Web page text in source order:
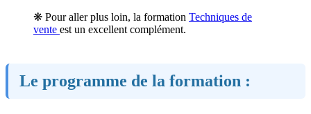
❋ Pour aller plus loin, la formation Techniques de
vente est un excellent complément.
Le programme de la formation :